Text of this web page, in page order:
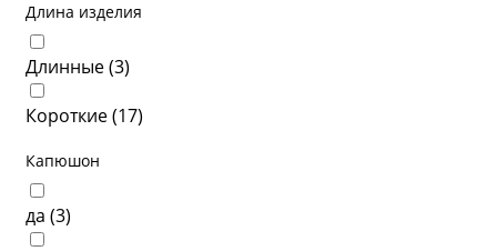
Длина изделия
Длинные (3)
Короткие (17)
Капюшон
да (3)